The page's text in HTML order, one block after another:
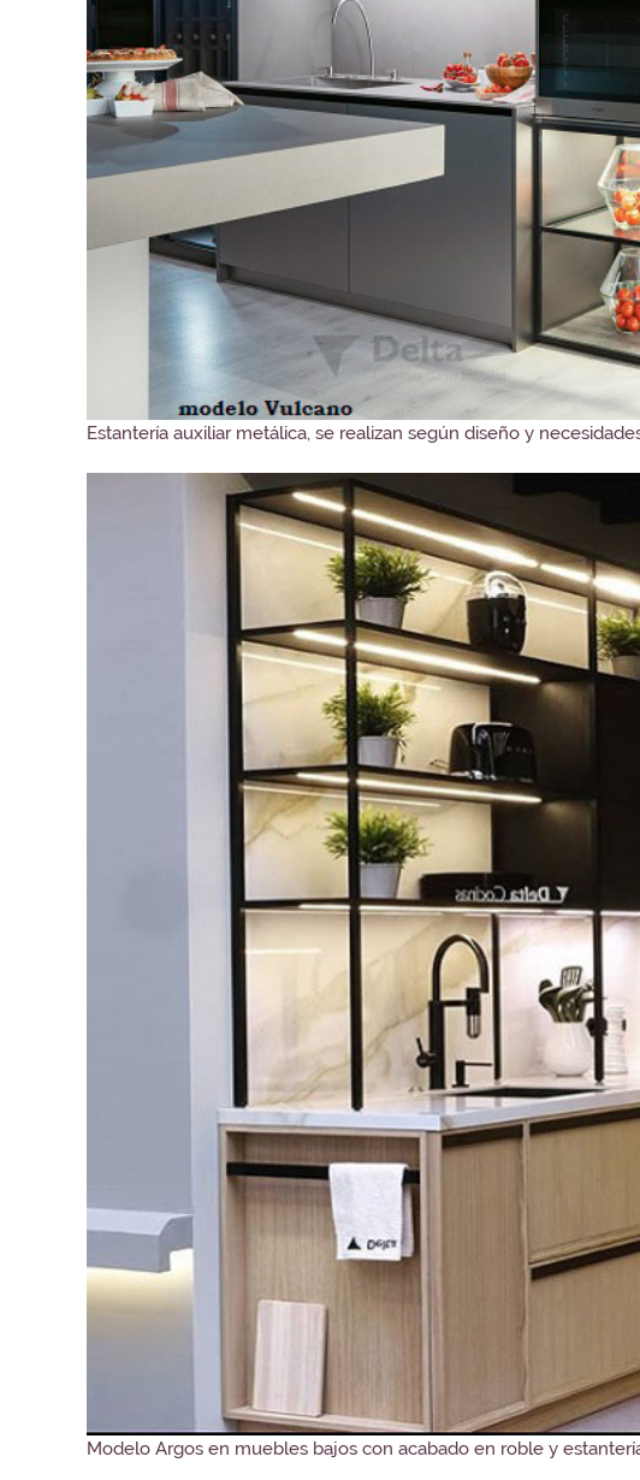
Estantería auxiliar metálica, se realizan según diseño y
Modelo Argos en muebles bajos con acabado en roble y